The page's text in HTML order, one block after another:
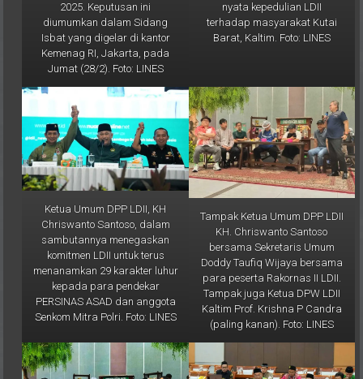
2025. Keputusan ini
diumumkan dalam Sidang
Isbat yang digelar di kantor
Kemenag RI, Jakarta, pada
Jumat (28/2). Foto: LINES
nyata kepedulian LDII
terhadap masyarakat Kutai
Barat, Kaltim. Foto: LINES
Ketua Umum DPP LDII, KH
Chriswanto Santoso, dalam
sambutannya menegaskan
komitmen LDII untuk terus
menanamkan 29 karakter luhur
kepada para pendekar
PERSINAS ASAD dan anggota
Senkom Mitra Polri. Foto: LINES
Tampak Ketua Umum DPP LDII
KH. Chriswanto Santoso
bersama Sekretaris Umum
Doddy Taufiq Wijaya bersama
para peserta Rakornas II LDII.
Tampak juga Ketua DPW LDII
Kaltim Prof. Krishna P Candra
(paling kanan). Foto: LINES